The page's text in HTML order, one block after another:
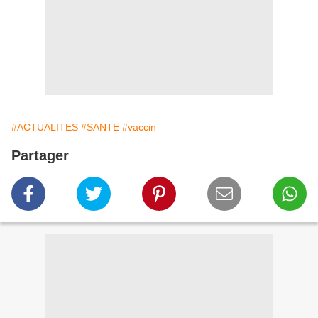
#ACTUALITES #SANTE #vaccin
Partager